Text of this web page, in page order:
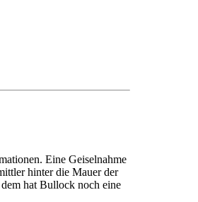
Eine Geiselnahme
hinter die Mauer der
hat Bullock noch eine